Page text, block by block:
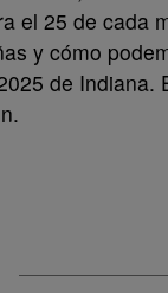
el 25 de cada
y cómo
de